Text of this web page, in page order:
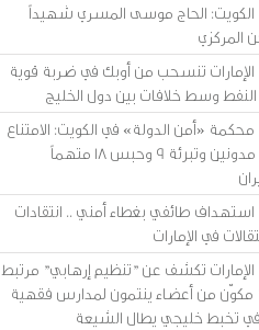
الكويت: الحاج موسى المسري شهيداً
المركزي
الإمارات تنسحب من أوبك في ضربة قوية
وسط خلافات بين دول الخليج
محكمة «أمن الدولة» في الكويت: الامتناع
عن معاقبة 109 مدونين وتبرئة 9 وحبس 18 متهماً
استهداف طائفي بغطاء أمني .. انتقادات
في الإمارات
الإمارات تكشف عن "تنظيم إرهابي" مرتبط
مكوّن من أعضاء ينتمون لمدارس فقهية
تخبط خليجي يطال الشيعة